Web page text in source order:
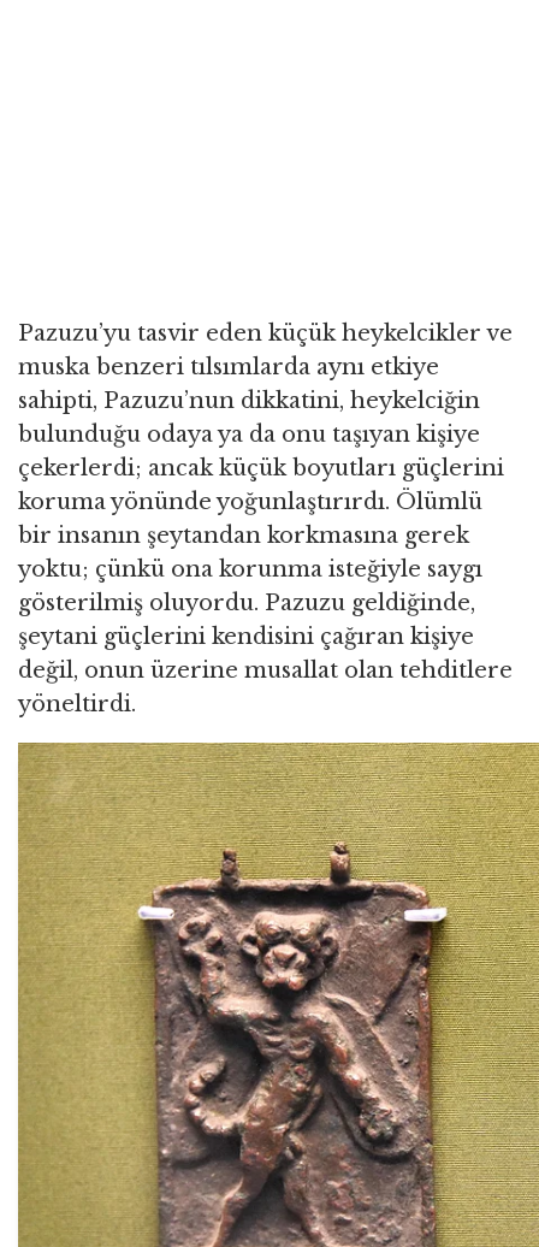
Pazuzu’yu tasvir eden küçük heykelcikler ve
muska benzeri tılsımlarda aynı etkiye
sahipti, Pazuzu’nun dikkatini, heykelciğin
bulunduğu odaya ya da onu taşıyan kişiye
çekerlerdi; ancak küçük boyutları güçlerini
koruma yönünde yoğunlaştırırdı. Ölümlü
bir insanın şeytandan korkmasına gerek
yoktu; çünkü ona korunma isteğiyle saygı
gösterilmiş oluyordu. Pazuzu geldiğinde,
şeytani güçlerini kendisini çağıran kişiye
değil, onun üzerine musallat olan tehditlere
yöneltirdi.